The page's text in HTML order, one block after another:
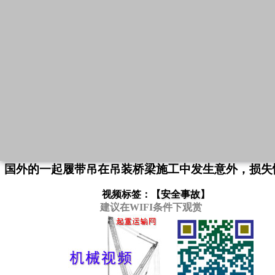
国外的一起履带吊在吊装桥梁施工中发生意外，损
视频标签：【安全事故】
建议在WIFI条件下观赏